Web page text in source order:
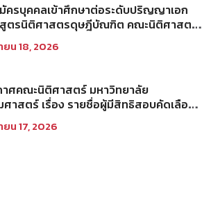
ครบุคคลเข้าศึกษาต่อระดับปริญญาเอก
ตรนิติศาสตรดุษฎีบัณฑิต คณะนิติศาสตร์
ทยาลัยธรรมศาสตร์ ประจำภาคการศึกษา
การศึกษา 2569
ยน 18, 2026
าศคณะนิติศาสตร์ มหาวิทยาลัย
ศาสตร์ เรื่อง รายชื่อผู้มีสิทธิสอบคัดเลือก
ข้าศึกษาในโครงการนิติศาสตร์ภาคบัณฑิต
ะจันทร์ คณะนิติศาสตร์ มหาวิทยาลัย
ยน 17, 2026